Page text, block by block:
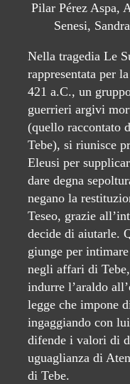
Pilar Pérez Aspa,
Senesi,
Nella tragedia Le
rappresentata per
421 a.C., un
guerrieri argivi
(quello raccontato
Tebe), si riunisce
Eleusi per
dare degna
negano la
Teseo, grazie
decide di aiutarle.
giunge per
negli affari di
indurre l’araldo
legge che impone
ingaggiando con
difende i valori di
uguaglianza di
di Tebe.